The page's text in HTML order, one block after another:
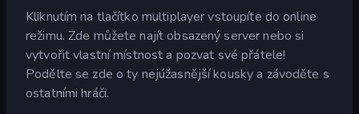
Kliknutím na tlačítko multiplayer vstoupíte do online
režimu. Zde můžete najít obsazený server nebo si
vytvořit vlastní místnost a pozvat své přátele!
Podělte se zde o ty nejúžasnější kousky a závoděte s
ostatními hráči.